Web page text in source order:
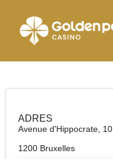
Startpagina
ADRES
Avenue d'Hippocrate, 10
1200 Bruxelles